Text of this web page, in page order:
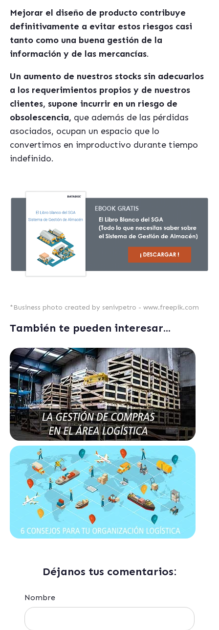
Mejorar el diseño de producto contribuye
definitivamente a evitar estos riesgos casi
tanto como una buena gestión de la
información y de las mercancías.
Un aumento de nuestros stocks sin adecuarlos
a los requerimientos propios y de nuestros
clientes, supone incurrir en un riesgo de
obsolescencia, que además de las pérdidas
asociados, ocupan un espacio que lo
convertimos en improductivo durante tiempo
indefinido.
*Business photo created by senivpetro - www.freepik.com
También te pueden interesar...
Déjanos tus comentarios:
Nombre